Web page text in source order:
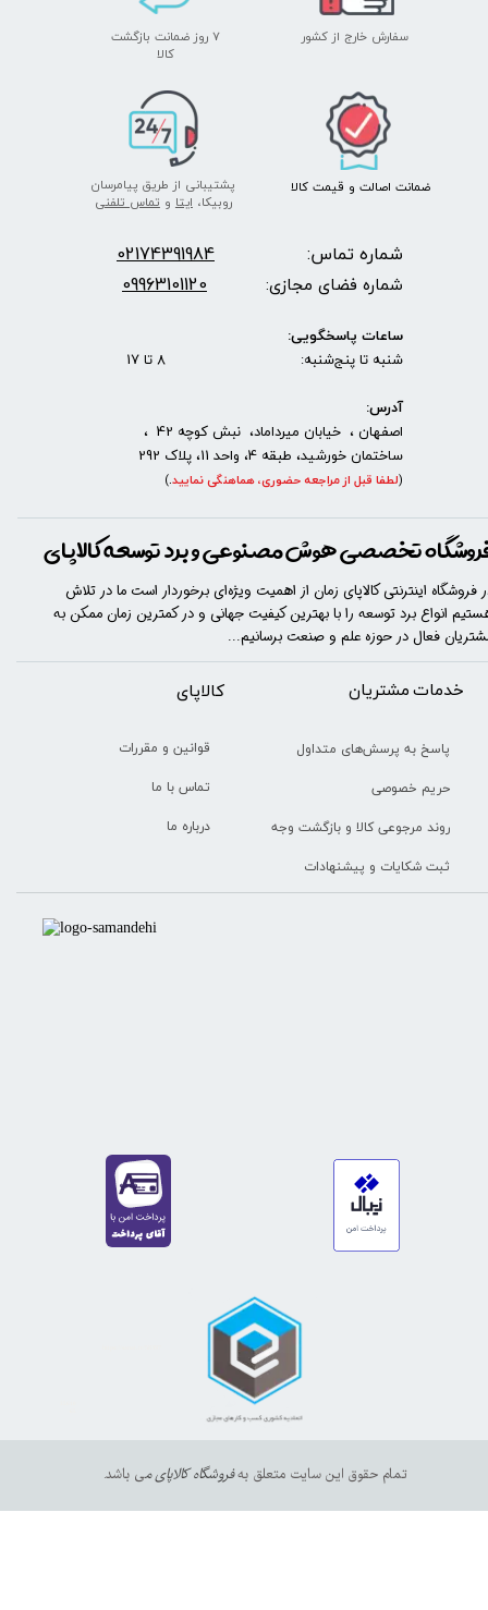
تمام حقوق این سایت متعلق بهفروشگاه کالاپای می باشد.
پشتیبانی از طریق پیامرسان
روبیکا،ایتا وتماس تلفنی
سفارش خارج از کشور
۷ روز ضمانت بازگشت
​​​​​​​کالا
ضمانت اصالت و قیمت​​​​​​​ کالا ​​​​​​​
خدمات مشتریان
پاسخ به پرسش‌های متداول
حریم خصوصی
روند مرجوعی کالا و بازگشت وجه
ثبت شکایات و پیشنهادات
​​کالاپای
قوانین و مقررات
تماس با ما
درباره ما
تخصصی هوش مصنوعی و برد توسعه کالاپای
فروشگاه اینترنتی کالاپای زمان از اهمیت ویژه‌ای برخوردار است ما در تلاش
انواع برد توسعه را با​​​ بهترین کیفیت جهانی و در کمترین زمان ممکن به
فعال در حوزه علم و صنعت برسانیم...
شماره تماس: 02174391984
شماره فضای مجازی: 09963101120
ساعات پاسخگویی:
شنبه تا پنج‌شنبه: 8 تا 17
آدرس:
اصفهان ، خیابان میرداماد، نبش کوچه 42 ،
ساختمان خورشید، طبقه 4، واحد 11، پلاک 292
(لطفا قبل از مراجعه حضوری، هماهنگی نمایید.
)